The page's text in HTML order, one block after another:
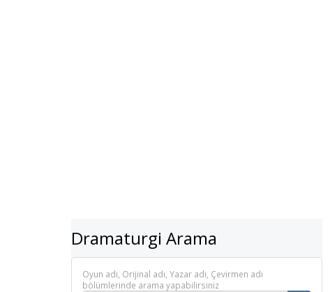
Dramaturgi Arama
Oyun adı, Orijinal adı, Yazar adı, Çevirmen adı
bölümlerinde arama yapabilirsiniz